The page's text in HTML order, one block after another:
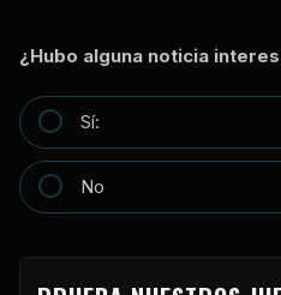
¿Hubo alguna noticia
Sí:
No